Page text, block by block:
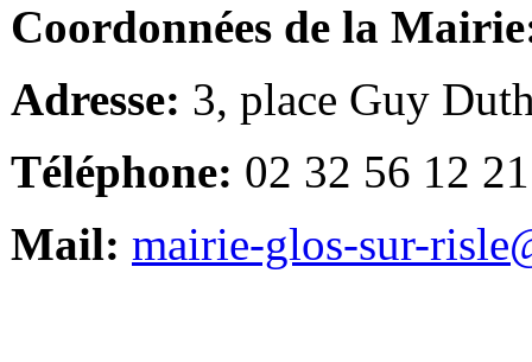
Coordonnées de la
Adresse: 3, place Guy
Téléphone: 02 32 56 12 21
Mail: mairie-glos-sur-